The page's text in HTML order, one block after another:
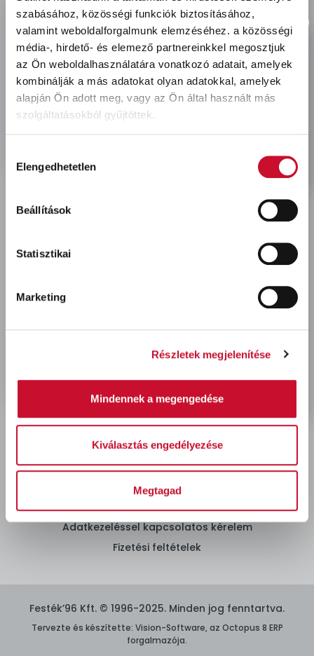
szabásához, közösségi funkciók biztosításához,
valamint weboldalforgalmunk elemzéséhez. a közösségi
média-, hirdető- és elemező partnereinkkel megosztjuk
az Ön weboldalhasználatára vonatkozó adatait, amelyek
kombinálják a más adatokat olyan adatokkal, amelyek
alapján Ön adott meg, vagy az Ön által használt más
szolgáltatásokból gyűjtöttek.
kiválasztása
Elengedhetetlen
Beállítások
Statisztikai
Marketing
Részletek megjelenítése
Mindennek a megengedése
Kiválasztás engedélyezése
Megtagad
Rendelés és szállítás
ÁSZF
Adatvédelmi nyilatkozat
Adatkezeléssel kapcsolatos kérelem
Fizetési feltételek
location3527 Miskolc, Fonoda u. 11-13.
clock
mobile +36-30-605-8912
mailkapcsolat@kolorfull.hu
Festék’96 Kft. © 1996-2025. Minden jog fenntartva.
Tervezte és készítette: Vision-Software, az Octopus 8 ERP
forgalmazója.